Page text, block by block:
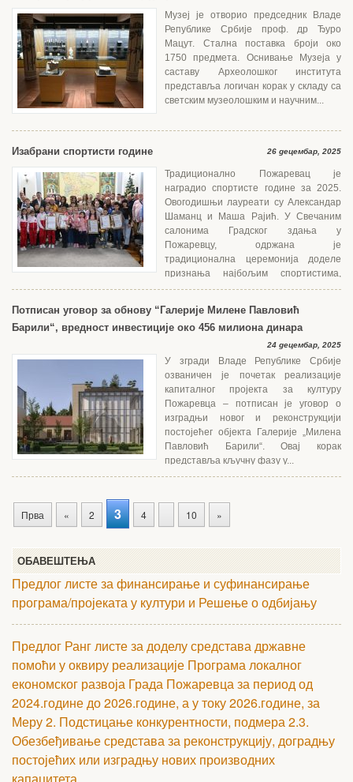
Музеј је отворио председник Владе
Републике Србије проф. др Ђуро
Мацут. Стална поставка броји око
1750 предмета. Оснивање Музеја у
саставу Археолошког института
представља логичан корак у складу са
светским музеолошким и научним...
Изабрани спортисти године 26 децембар, 2025
Традиционално Пожаревац је
наградио спортисте године за 2025.
Овогодишњи лауреати су Александар
Шаманц и Маша Рајић. У Свечаним
салонима Градског здања у
Пожаревцу, одржана је
традиционална церемонија доделе
признања најбољим спортистима,
тренерима, екипама и...
Потписан уговор за обнову “Галерије Милене Павловић
Барили“, вредност инвестиције око 456 милиона динара
24 децембар, 2025
У згради Владе Републике Србије
озваничен је почетак реализације
капиталног пројекта за културу
Пожаревца – потписан је уговор о
изградњи новог и реконструкцији
постојећег објекта Галерије „Милена
Павловић Барили“. Овај корак
представља кључну фазу у...
Прва « 2 3 4 10 »
ОБАВЕШТЕЊА
Предлог листе за финансирање и суфинансирање
програма/пројеката у култури и Решење о одбијању
Предлог Ранг листе за доделу средстава државне
помоћи у оквиру реализације Програма локалног
економског развоја Града Пожаревца за период од
2024.године до 2026.године, а у току 2026.године, за
Меру 2. Подстицање конкурентности, подмера 2.3.
Обезбеђивање средстава за реконструкцију, доградњу
постојећих или изградњу нових производних